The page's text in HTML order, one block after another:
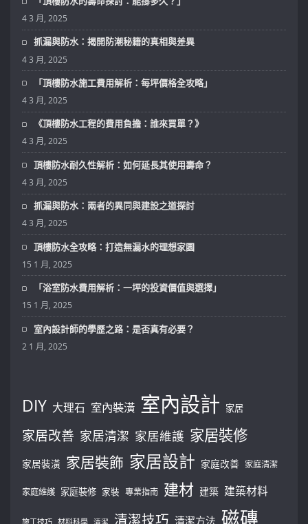
4 3 月, 2025
抓漏與防水：揭開防潮秘籍的真相與差異
4 3 月, 2025
「頂樓防水施工費用解析：每坪價格全攻略」
4 3 月, 2025
《頂樓防水工程的費用負擔：誰來買單？》
4 3 月, 2025
頂樓防水耐久性解析：如何延長其使用壽命？
4 3 月, 2025
抓漏與防水：兩者的異同與建設之道探討
4 3 月, 2025
頂樓防水全攻略：打造無漏水的理想家園
15 1 月, 2025
「浴室防水費用解析：一坪的投資價值與選擇」
15 1 月, 2025
室內設計師的學歷之路：是否真有必要？
2 1 月, 2025
DIY 大理石 室內裝潢 室內設計 家居
家居改善 家居清潔 家居維護 家居裝修
家居裝潢 家居裝飾 家居設計 家庭改善 家庭清潔
家庭維護 家庭裝修 家裝 專業指南 建材 建築 建築材料
施工技巧 材料科學 清潔技巧 清潔方法 磁磚